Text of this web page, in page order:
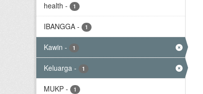
health - 1
IBANGGA - 1
Kawin - 1
Keluarga - 1
MUKP - 1